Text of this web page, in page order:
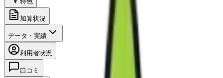
加算状況
データ・実績
利用者状況
口コミ